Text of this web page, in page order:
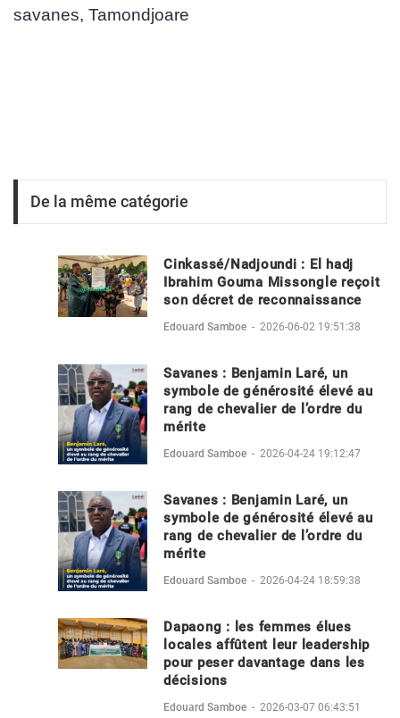
savanes, Tamondjoare
De la même catégorie
Cinkassé/Nadjoundi : El hadj
Ibrahim Gouma Missongle reçoit
son décret de reconnaissance
Edouard Samboe - 2026-06-02 19:51:38
Savanes : Benjamin Laré, un
symbole de générosité élevé au
rang de chevalier de l’ordre du
mérite
Edouard Samboe - 2026-04-24 19:12:47
Savanes : Benjamin Laré, un
symbole de générosité élevé au
rang de chevalier de l’ordre du
mérite
Edouard Samboe - 2026-04-24 18:59:38
Dapaong : les femmes élues
locales affûtent leur leadership
pour peser davantage dans les
décisions
Edouard Samboe - 2026-03-07 06:43:51